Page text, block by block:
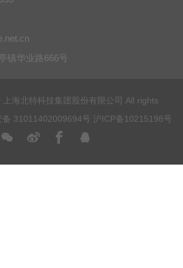
镇华业路666号
海北特科技集团股份有限公司 All rights
备 31011402009694号 沪ICP备10215198号